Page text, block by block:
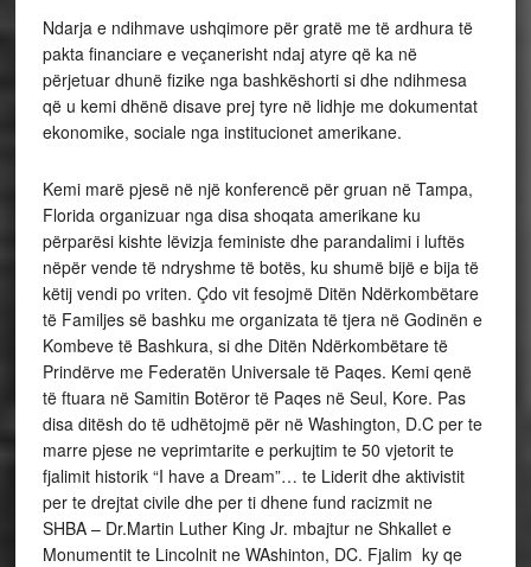
Ndarja e ndihmave ushqimore për gratë me të ardhura të
pakta financiare e veçanerisht ndaj atyre që ka në
përjetuar dhunë fizike nga bashkëshorti si dhe ndihmesa
që u kemi dhënë disave prej tyre në lidhje me dokumentat
ekonomike, sociale nga institucionet amerikane.
Kemi marë pjesë në një konferencë për gruan në Tampa,
Florida organizuar nga disa shoqata amerikane ku
përparësi kishte lëvizja feministe dhe parandalimi i luftës
nëpër vende të ndryshme të botës, ku shumë bijë e bija të
këtij vendi po vriten. Çdo vit fesojmë Ditën Ndërkombëtare
të Familjes së bashku me organizata të tjera në Godinën e
Kombeve të Bashkura, si dhe Ditën Ndërkombëtare të
Prindërve me Federatën Universale të Paqes. Kemi qenë
të ftuara në Samitin Botëror të Paqes në Seul, Kore. Pas
disa ditësh do të udhëtojmë për në Washington, D.C per te
marre pjese ne veprimtarite e perkujtim te 50 vjetorit te
fjalimit historik “I have a Dream”… te Liderit dhe aktivistit
per te drejtat civile dhe per ti dhene fund racizmit ne
SHBA – Dr.Martin Luther King Jr. mbajtur ne Shkallet e
Monumentit te Lincolnit ne WAshinton, DC. Fjalim ky qe